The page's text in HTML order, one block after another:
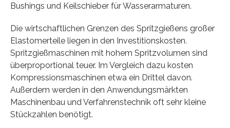
Bushings und Keilschieber für Wasserarmaturen.
Die wirtschaftlichen Grenzen des Spritzgießens großer
Elastomerteile liegen in den Investitionskosten.
Spritzgießmaschinen mit hohem Spritzvolumen sind
überproportional teuer. Im Vergleich dazu kosten
Kompressionsmaschinen etwa ein Drittel davon.
Außerdem werden in den Anwendungsmärkten
Maschinenbau und Verfahrenstechnik oft sehr kleine
Stückzahlen benötigt.